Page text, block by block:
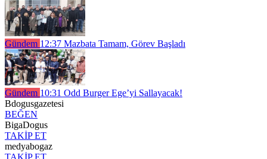
Gündem 12:37 Mazbata Tamam, Görev Başladı
Gündem 10:31 Odd Burger Ege’yi Sallayacak!
Bdogusgazetesi
BEĞEN
BigaDogus
TAKİP ET
medyabogaz
TAKİP ET